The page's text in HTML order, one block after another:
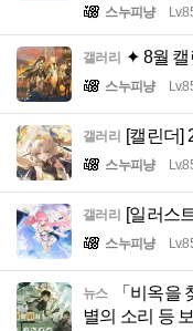
스누피냥
갤러리 ✦ 8월 캘
스누피냥
갤러리 [캘린더]
스누피냥
갤러리 [일러스
스누피냥
뉴스
「비옥을
별의 소리 등